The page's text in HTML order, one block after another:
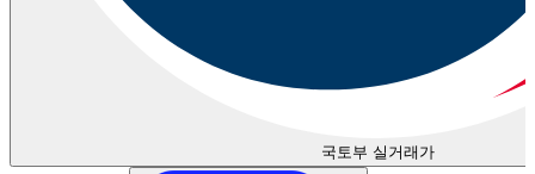
국토부 실거래가